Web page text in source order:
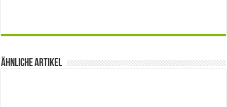
Ähnliche Artikel